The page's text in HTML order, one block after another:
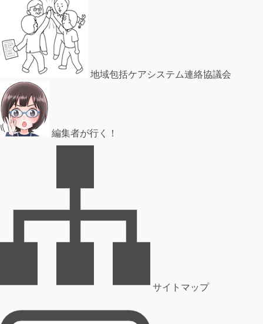
地域包括ケアシステム連絡協議会
編集者が行く！
サイトマップ